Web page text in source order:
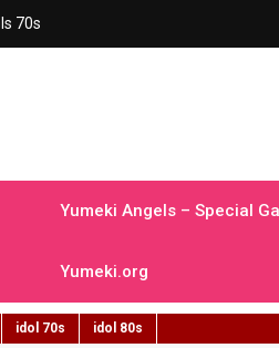
70s
Yumeki Angels – Special
Yumeki.org
idol 70s idol 80s